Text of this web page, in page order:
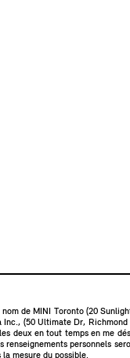
de MINI Toronto (20
Inc., (50 Ultimate Dr,
deux en tout temps en me
renseignements personnels
la mesure du possible.